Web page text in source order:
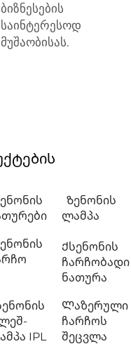
ბიზნესების
საინტერესოდ
მუშაობისას.
Ზენონის
ლამპა
Ქსენონის
ჩარჩობადი
ნათურა
IPL
Ლაზერული
ჩარჩოს
შეცვლა